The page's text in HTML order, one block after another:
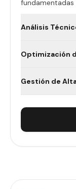
fundamentadas
Análisis
Optimización
Gestión de